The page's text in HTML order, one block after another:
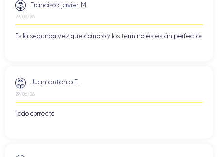
Francisco javier M.
29/06/26
Es la segunda vez que compro y los terminales están perfectos
Juan antonio F.
29/06/26
Todo correcto